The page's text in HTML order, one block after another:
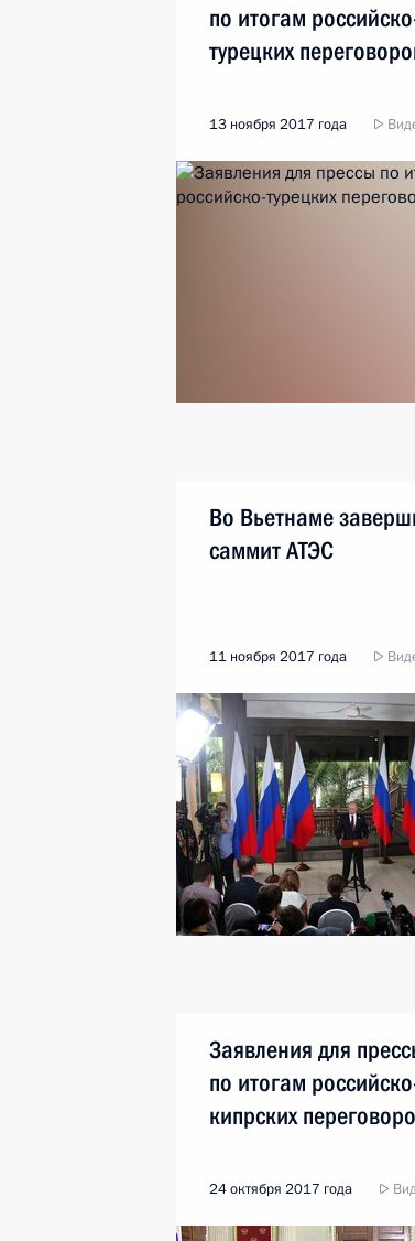
по итогам
турецких
13 ноября 2017 года
Во Вьетнаме
саммит АТЭС
11 ноября 2017 года
Заявления для
по итогам
кипрских
24 октября 2017 года